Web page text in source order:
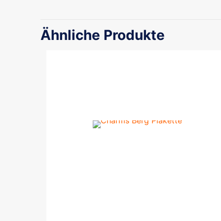
Ähnliche Produkte